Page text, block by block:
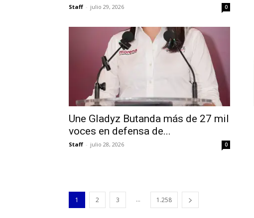
Staff - julio 29, 2026 0
Une Gladyz Butanda más de 27 mil
voces en defensa de...
Staff - julio 28, 2026 0
1 2 3 ... 1.258